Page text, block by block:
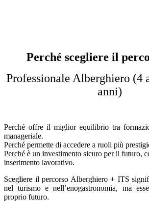
Perché scegliere il
Professionale Alberghiero (4
anni)
Perché offre il miglior equilibrio tra
manageriale.
Perché permette di accedere a ruoli più
Perché è un investimento sicuro per il futuro,
inserimento lavorativo.
Scegliere il percorso Alberghiero + ITS
nel turismo e nell’enogastronomia, ma
proprio futuro.